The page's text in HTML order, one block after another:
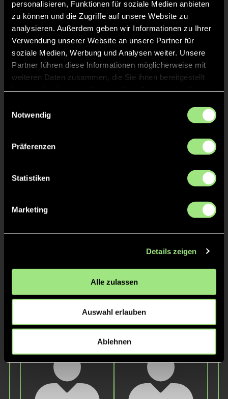
personalisieren, Funktionen für soziale Medien anbieten
zu können und die Zugriffe auf unsere Website zu
analysieren. Außerdem geben wir Informationen zu Ihrer
Verwendung unserer Website an unsere Partner für
soziale Medien, Werbung und Analysen weiter. Unsere
Partner führen diese Informationen möglicherweise mit
weiteren Daten zusammen, die Sie ihnen bereitgestellt
Notwendig
Präferenzen
Statistiken
Marketing
Details zeigen
Alle zulassen
Auswahl erlauben
Ablehnen
Swantje
Miriam
Stapelfeldt
Gericke
Luca
Fisch